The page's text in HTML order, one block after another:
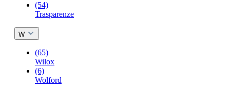
(54)
Trasparenze
W
(65)
Wilox
(6)
Wolford